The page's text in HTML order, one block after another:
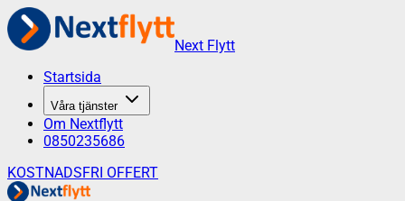
Next Flytt
Startsida
Våra tjänster
Om Nextflytt
0850235686
KOSTNADSFRI OFFERT